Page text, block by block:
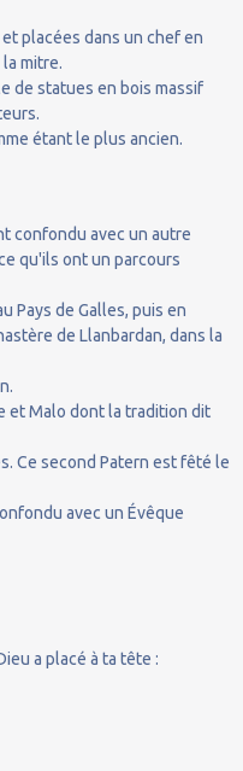
placées dans un chef en
mitre.
de statues en bois massif
étant le plus ancien.
confondu avec un autre
qu'ils ont un parcours
Pays de Galles, puis en
de Llanbardan, dans la
et Malo dont la tradition dit
Ce second Patern est fêté le
avec un Évêque
a placé à ta tête :